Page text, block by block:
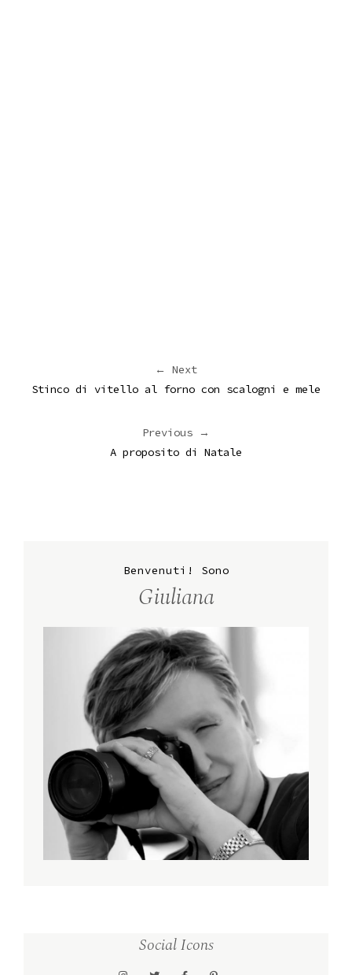
← Next
Stinco di vitello al forno con scalogni e mele
Previous →
A proposito di Natale
Benvenuti! Sono
Giuliana
Social Icons